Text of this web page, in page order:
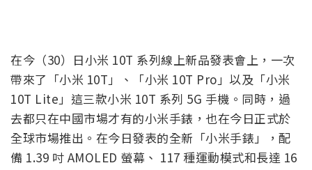
在今（30）日小米 10T 系列線上新品發表會上，一次
帶來了「小米 10T」、「小米 10T Pro」以及「小米
10T Lite」這三款小米 10T 系列 5G 手機。同時，過
去都只在中國市場才有的小米手錶，也在今日正式於
全球市場推出。在今日發表的全新「小米手錶」，配
備 1.39 吋 AMOLED 螢幕、 117 種運動模式和長達 16